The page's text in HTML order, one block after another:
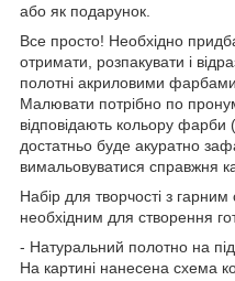
або як подарунок.
Все просто! Необхідно
отримати, розпакувати і
полотні акриловими
Малювати потрібно по
відповідають кольору
достатньо буде акуратно
вимальовуватися справжня
Набір для творчості з
необхідним для створення
- Натуральний полотно на
На картині нанесена схема